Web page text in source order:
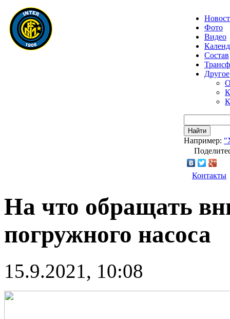
Фото
Видео
Состав
Другое
Найти
Например:
Контакты
На что обращать
погружного насоса
15.9.2021, 10:08